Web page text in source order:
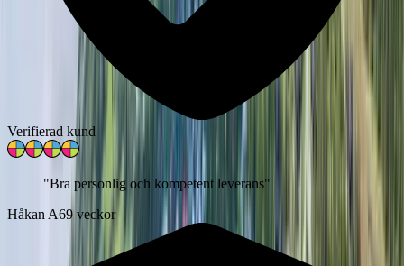
Verifierad kund
"Bra personlig och kompetent leverans"
Håkan A69 veckor